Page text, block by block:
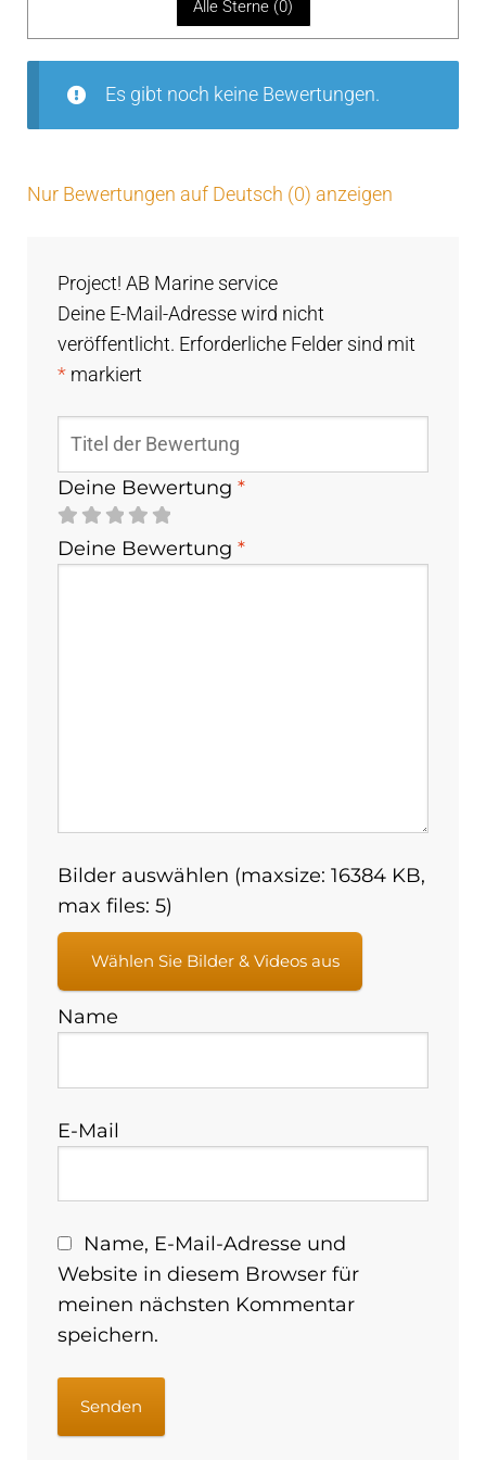
n
5
Alle Sterne (0)
Es gibt noch keine Bewertungen.
Nur Bewertungen auf Deutsch (0) anzeigen
Project! AB Marine service
Deine E-Mail-Adresse wird nicht
veröffentlicht. Erforderliche Felder sind mit
* markiert
Deine Bewertung*
Deine Bewertung*
Bilder auswählen (maxsize: 16384 KB,
max files: 5)
Wählen Sie Bilder & Videos aus
Name
E-Mail
Name, E-Mail-Adresse und
Website in diesem Browser für
meinen nächsten Kommentar
speichern.